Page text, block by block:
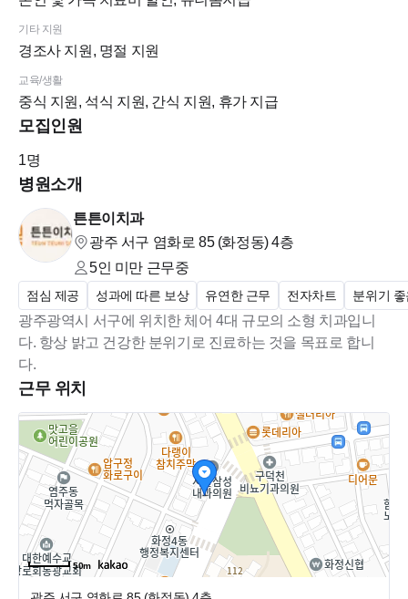
기타 지원
경조사 지원, 명절 지원
교육/생활
중식 지원, 석식 지원, 간식 지원, 휴가 지급
모집인원
1명
병원소개
튼튼이치과
광주 서구 염화로 85 (화정동) 4층
5인 미만 근무중
점심 제공 성과에 따른 보상 유연한 근무 전자차트 분위기
광주광역시 서구에 위치한 체어 4대 규모의 소형 치과입니
다. 항상 밝고 건강한 분위기로 진료하는 것을 목표로 합니
다.
근무 위치
50m